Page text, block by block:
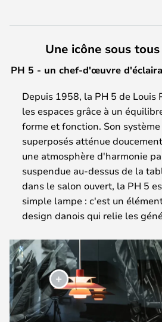
Une icône sous
PH 5 - un chef-d'œuvre
Depuis 1958, la PH 5 de Louis
les espaces grâce à un
forme et fonction. Son
superposés atténue
une atmosphère d'harmonie
suspendue au-dessus de la
dans le salon ouvert, la PH 5
simple lampe : c'est un
design danois qui relie les